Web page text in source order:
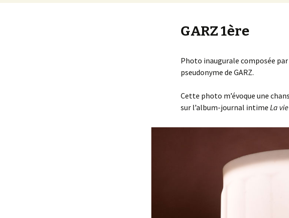
GARZ 1ère
Photo inaugurale composée par
pseudonyme de GARZ.
Cette photo m’évoque une
sur l’album-journal intime La